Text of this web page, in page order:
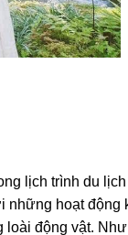
lịch trình du
những hoạt
động vật.